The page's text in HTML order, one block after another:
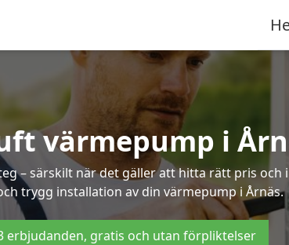
värmepump i
– särskilt när det gäller att hitta rätt pris
trygg installation av din värmepump i Årnäs.
erbjudanden, gratis och utan förpliktelser